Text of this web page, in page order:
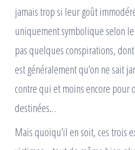
jamais trop si leur goût
uniquement symbolique selon
pas quelques conspirations,
est généralement qu’on ne sait
contre qui et moins encore pour
destinées…
Mais quoiqu’il en soit, ces trois